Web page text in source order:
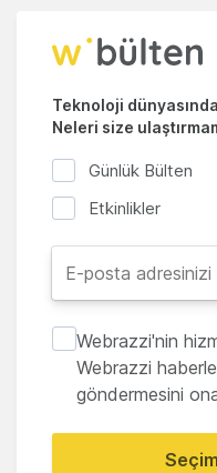
Teknoloji
Neleri size
Günlük Bülten
Etkinlikler
Webrazzi'nin
Webrazzi
göndermesini